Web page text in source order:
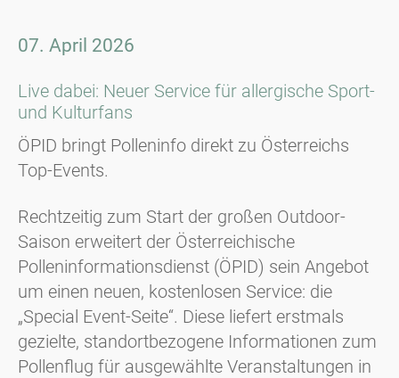
07. April 2026
Live dabei: Neuer Service für allergische Sport-
und Kulturfans
ÖPID bringt Polleninfo direkt zu Österreichs
Top-Events.
Rechtzeitig zum Start der großen Outdoor-
Saison erweitert der Österreichische
Polleninformationsdienst (ÖPID) sein Angebot
um einen neuen, kostenlosen Service: die
„Special Event-Seite“. Diese liefert erstmals
gezielte, standortbezogene Informationen zum
Pollenflug für ausgewählte Veranstaltungen in